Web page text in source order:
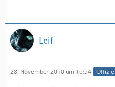
Leif
28. November 2010 um 16:54